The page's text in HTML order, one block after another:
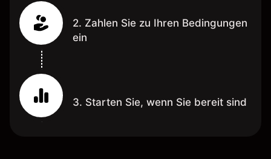
2. Zahlen Sie zu Ihren Bedingungen
ein
3. Starten Sie, wenn Sie bereit sind